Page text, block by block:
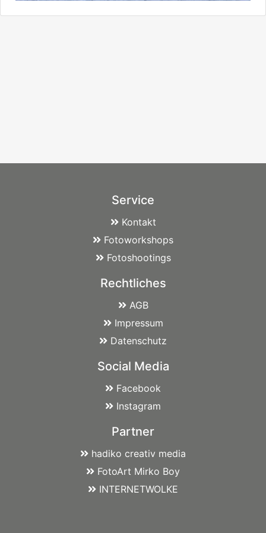
Service
Kontakt
Fotoworkshops
Fotoshootings
Rechtliches
AGB
Impressum
Datenschutz
Social Media
Facebook
Instagram
Partner
hadiko creativ media
FotoArt Mirko Boy
INTERNETWOLKE